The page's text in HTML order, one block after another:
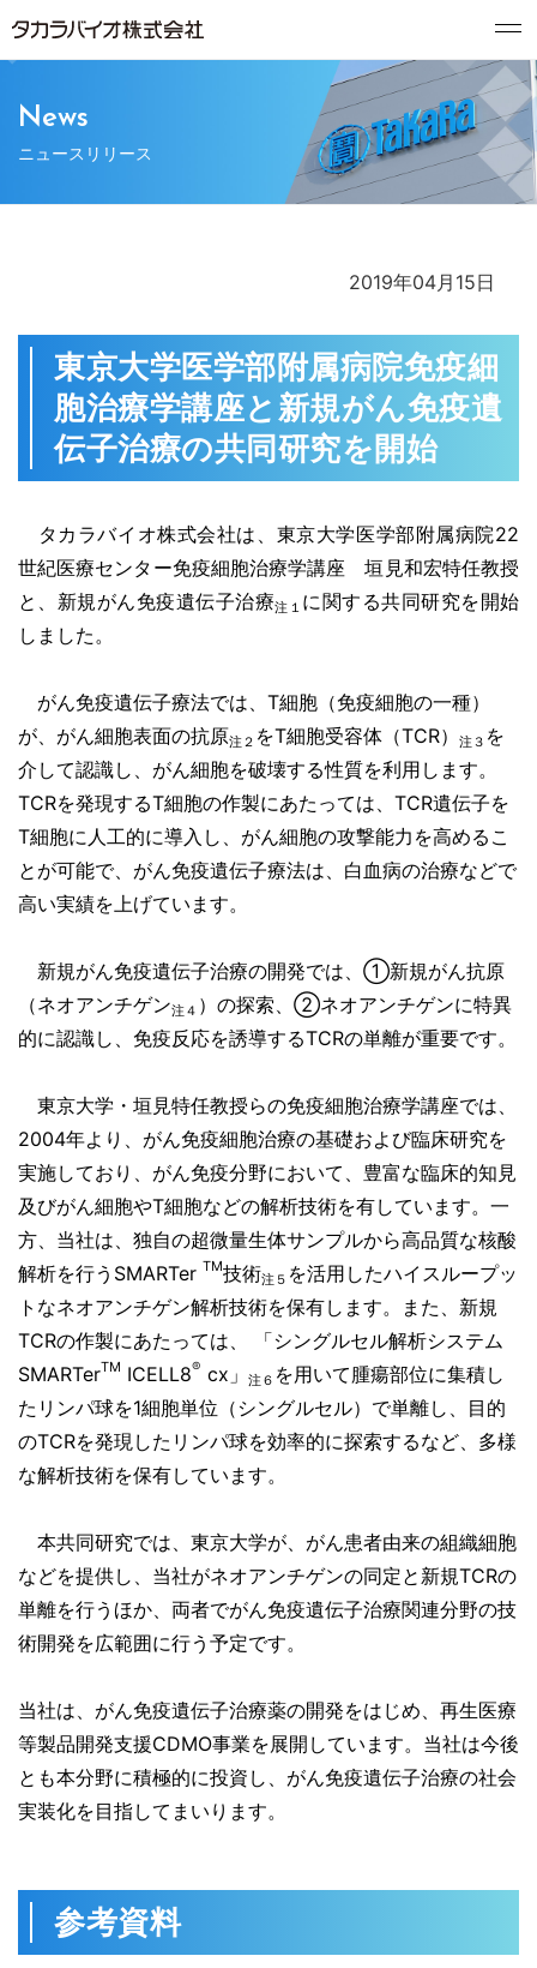
News
ニュースリリース
2019年04月15日
東京大学医学部附属病院免疫細
胞治療学講座と新規がん免疫遺
伝子治療の共同研究を開始
タカラバイオ株式会社は、東京大学医学部附属病院22
世紀医療センター免疫細胞治療学講座 垣見和宏特任教授
と、新規がん免疫遺伝子治療注１ に関する共同研究を開始
しました。
がん免疫遺伝子療法では、T細胞（免疫細胞の一種）
が、がん細胞表面の抗原注２ をT細胞受容体（TCR） 注３ を
介して認識し、がん細胞を破壊する性質を利用します。
TCRを発現するT細胞の作製にあたっては、 TCR遺伝子を
T細胞に人工的に導入し、がん細胞の攻撃能力を高めるこ
とが可能で、がん免疫遺伝子療法は、白血病の治療などで
高い実績を上げています。
新規がん免疫遺伝子治療の開発では、①新規がん抗原
（ネオアンチゲン注４ ）の探索、②ネオアンチゲンに特異
的に認識し、免疫反応を誘導するTCRの単離が重要です。
東京大学・垣見特任教授らの免疫細胞治療学講座では、
2004年より、がん免疫細胞治療の基礎および臨床研究を
実施しており、がん免疫分野において、豊富な臨床的知見
及びがん細胞やT細胞などの解析技術を有しています。一
方、当社は、独自の超微量生体サンプルから高品質な核酸
解析を行う SMARTer TM技術注５ を活用したハイスループッ
トなネオアンチゲン解析技術を保有します。また、新規
TCRの作製にあたっては、 「シングルセル解析システム
SMARTerTM ICELL8® cx 」 注６ を用いて腫瘍部位に集積し
たリンパ球を1細胞単位（シングルセル）で単離し、目的
のTCRを発現したリンパ球を効率的に探索するなど、多様
な解析技術を保有しています。
本共同研究では、東京大学が、がん患者由来の組織細胞
などを提供し、当社がネオアンチゲンの同定と新規TCRの
単離を行うほか、両者でがん免疫遺伝子治療関連分野の技
術開発を広範囲に行う予定です。
当社は、がん免疫遺伝子治療薬の開発をはじめ、再生医療
等製品開発支援CDMO事業を展開しています。当社は今後
とも本分野に積極的に投資し、がん免疫遺伝子治療の社会
実装化を目指してまいります。
参考資料